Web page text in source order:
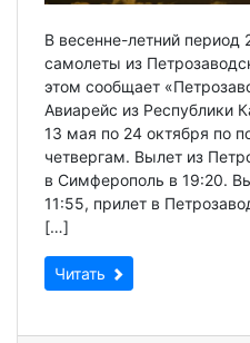
В весенне-летний период
самолеты из
этом сообщает
Авиарейс из Республики
13 мая по 24 октября по
четвергам. Вылет из
в Симферополь в 19:20.
11:55, прилет в
[…]
Читать